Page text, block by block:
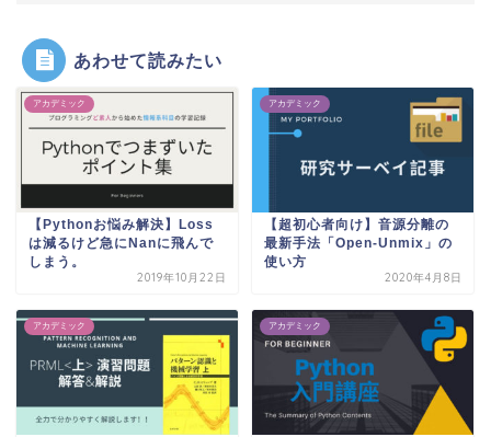
あわせて読みたい
アカデミック
【Pythonお悩み解決】Loss
は減るけど急にNanに飛んで
しまう。
2019年10月22日
アカデミック
【超初心者向け】音源分離の
最新手法「Open-Unmix」の
使い方
2020年4月8日
アカデミック アカデミック